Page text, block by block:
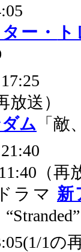
ー・
送）
ム 「
（再
ラマ 新
1の